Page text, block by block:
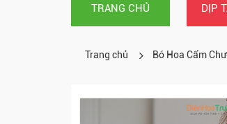
TRANG CHỦ DỊP
Trang chủ Bó Hoa Cẩm